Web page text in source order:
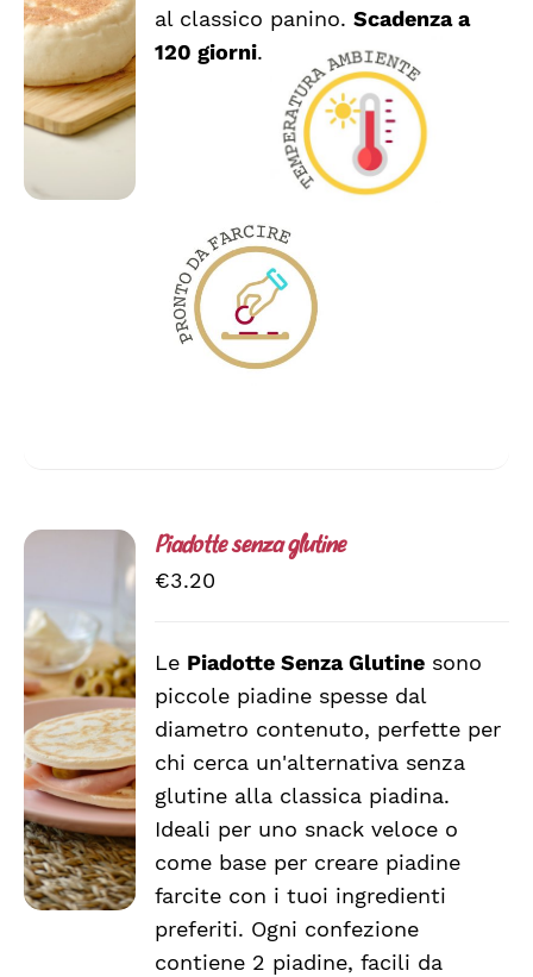
CARRELLO
/
DETTAGLI
al classico panino.Scadenza a
120 giorni.
AGGIUNGI
AL
CARRELLO
/
DETTAGLI
Piadotte senza glutine
€3.20
Le Piadotte Senza Glutine sono
piccole piadine spesse dal
diametro contenuto, perfette per
chi cerca un'alternativa senza
glutine alla classica piadina.
Ideali per uno snack veloce o
come base per creare piadine
farcite con i tuoi ingredienti
preferiti. Ogni confezione
contiene 2 piadine, facili da